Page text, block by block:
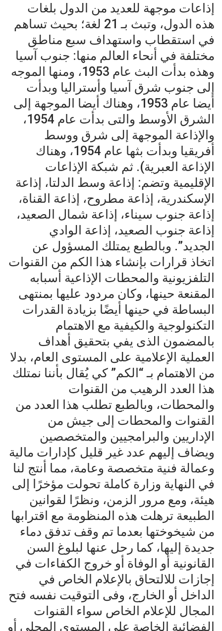
إذاعات موجهة للعديد من الدول بلغات
هذه الدول، وتبث بـ 21 لغة؛ بحيث تساهم
في استقطاب واستهداف سبع مناطق
مختلفة في أنحاء العالم منها: جنوب آسيا
وهذه بدأت البث عام 1953، ومنها الموجه
إلى جنوب شرق آسيا وأستراليا وبدأت
أيضا عام 1953، وهناك أيضا الموجهة إلى
الشرق الأوسط والتى بدأت عام 1954،
والإذاعة الموجهة إلى شرق ووسط
أفريقيا وبدأت بثها عام 1954، وهناك
الإذاعة العبرية). ثم شبكة الإذاعات
الإقليمية وتضم: إذاعة وسط الدلتا، إذاعة
الإسكندرية، إذاعة مطروح، إذاعة القناة،
إذاعة جنوب سيناء، إذاعة شمال الصعيد،
إذاعة جنوب الصعيد، إذاعة الوادي
الجديد”. وبالطبع يمتلك المسؤول عن
اتخاذ قرارات بإنشاء هذا الكم من القنوات
التلفزيونية والمحطات الإذاعية أسبابه
المقنعة حينها، وكان مردود عليها بمنتهى
البساطة في حينها أيضًا بزيادة القدرات
التكنولوجية والكيفية مع الاهتمام
بالمضمون الذى يفي بتحقيق أهداف
العملية الإعلامية على المستوى العام، بدلا
من الاهتمام بـ “الكم” كي يُقال بأننا نمتلك
هذا العدد الرهيب من القنوات
والمحطات، وبالطبع تطلب هذا العدد من
القنوات والمحطات إلى جيش من
الإداريين والبرامجيين والمتخصصين
ويضاف إليهم عدد غير قليل كإدارات مالية
وعمالة فنية متخصصة وعامة، مما أنتج لنا
في النهاية وزارة كاملة تحولت مؤخرًا إلى
هيئة، ومع مرور الزمن، ونظرًا لقوانين
الطبيعة ترهلت هذه المنظومة مع اقترابها
من شيخوختها بعدما تم وقف تدفق دماء
جديدة إليها، كما رحل عنها لبلوغ السن
القانونية أو الوفاة أو خروج الكفاءات في
إجازات للالتحاق بالإعلام الخاص في
الداخل أو الخارج، وفى التوقيت نفسه فتح
المجال للإعلام الخاص سواء القنوات
الفضائية الخاصة على المستوى المحلي أو